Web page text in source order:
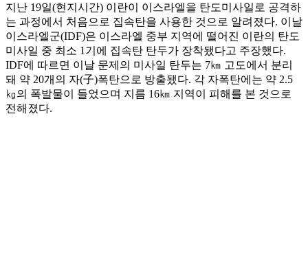
지난 19일(현지시간) 이란이 이스라엘을 탄도미사일로 공격하
는 과정에서 처음으로 집속탄을 사용한 것으로 알려졌다. 이날
이스라엘군(IDF)은 이스라엘 중부 지역에 떨어진 이란의 탄도
미사일 중 최소 1기에 집속탄 탄두가 장착됐다고 주장했다.
IDF에 따르면 이날 문제의 미사일 탄두는 7㎞ 고도에서 분리
돼 약 20개의 자(子)폭탄으로 방출됐다. 각 자폭탄에는 약 2.5
㎏의 폭발물이 들었으며 지름 16㎞ 지역이 피해를 본 것으로
전해졌다.